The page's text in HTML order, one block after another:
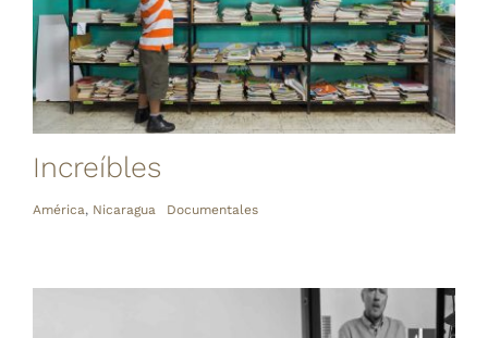
Increíbles
América, Nicaragua Documentales